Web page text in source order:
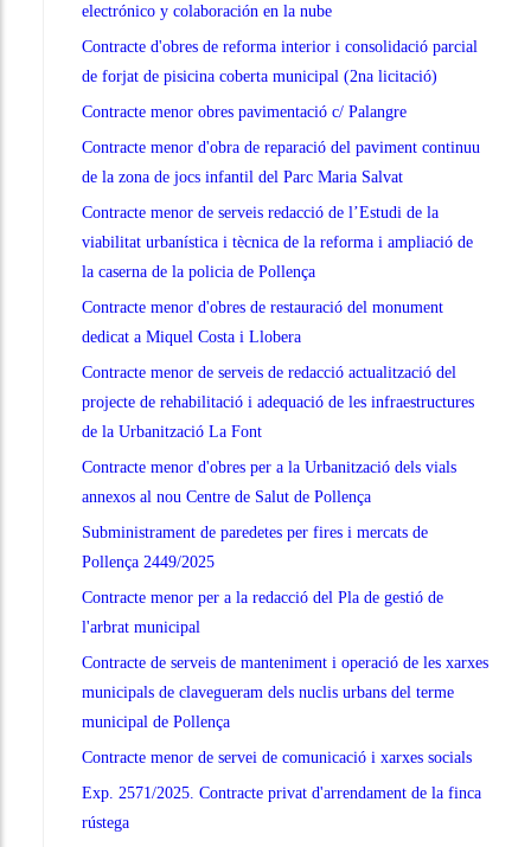
electrónico y colaboración en la nube
Contracte d'obres de reforma interior i consolidació parcial
de forjat de pisicina coberta municipal (2na licitació)
Contracte menor obres pavimentació c/ Palangre
Contracte menor d'obra de reparació del paviment continuu
de la zona de jocs infantil del Parc Maria Salvat
Contracte menor de serveis redacció de l’Estudi de la
viabilitat urbanística i tècnica de la reforma i ampliació de
la caserna de la policia de Pollença
Contracte menor d'obres de restauració del monument
dedicat a Miquel Costa i Llobera
Contracte menor de serveis de redacció actualització del
projecte de rehabilitació i adequació de les infraestructures
de la Urbanització La Font
Contracte menor d'obres per a la Urbanització dels vials
annexos al nou Centre de Salut de Pollença
Subministrament de paredetes per fires i mercats de
Pollença 2449/2025
Contracte menor per a la redacció del Pla de gestió de
l'arbrat municipal
Contracte de serveis de manteniment i operació de les xarxes
municipals de clavegueram dels nuclis urbans del terme
municipal de Pollença
Contracte menor de servei de comunicació i xarxes socials
Exp. 2571/2025. Contracte privat d'arrendament de la finca
rústega